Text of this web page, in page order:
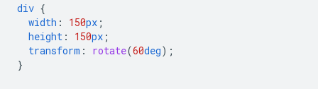
div {
width : 150px ;
height : 150px ;
transform : rotate(60deg);
}